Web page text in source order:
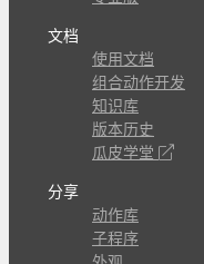
文档
使用文档
组合动作开发
知识库
版本历史
瓜皮学堂
分享
动作库
子程序